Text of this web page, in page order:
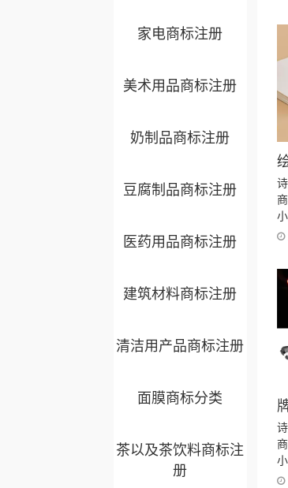
家电商标注册
美术用品商标注册
奶制品商标注册
豆腐制品商标注册
医药用品商标注册
建筑材料商标注册
清洁用产品商标注册
面膜商标分类
茶以及茶饮料商标注
册